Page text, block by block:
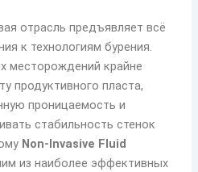
отрасль предъявляет всё
к технологиям бурения.
месторождений крайне
продуктивного пласта,
проницаемость и
стабильность стенок
Non-Invasive Fluid
из наиболее эффективных